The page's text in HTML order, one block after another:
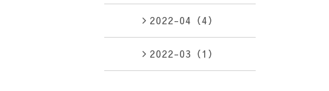
2022-04（4）
2022-03（1）